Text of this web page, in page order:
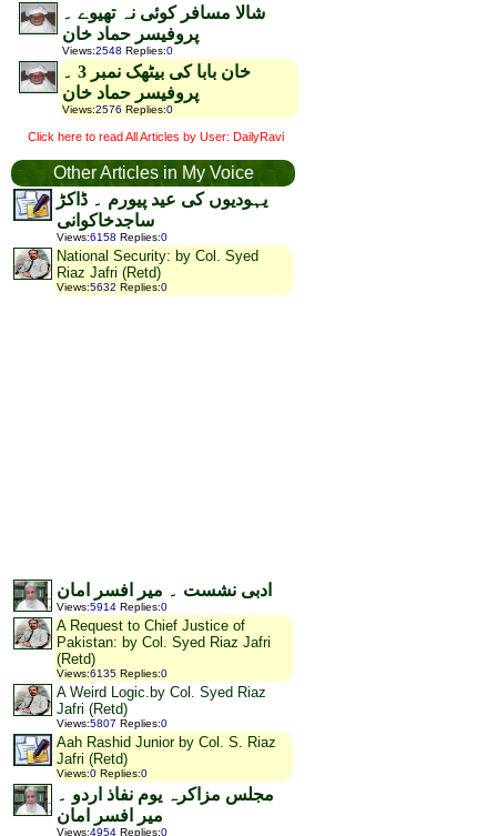
شالا مسافر کوئی نہ تھیوے ۔
پروفیسر حماد خان
Views:2548 Replies:0
خان بابا کی بیٹھک نمبر 3 ۔
پروفیسر حماد خان
Views:2576 Replies:0
Click here to read All Articles by User: DailyRavi
Other Articles in My Voice
یہودیوں کی عید پیورم ۔ ڈاکڑ
ساجدخاکوانی
Views:6158 Replies:0
National Security: by Col. Syed
Riaz Jafri (Retd)
Views:5632 Replies:0
ادبی نشست ۔ میر افسر امان
Views:5914 Replies:0
A Request to Chief Justice of
Pakistan: by Col. Syed Riaz Jafri
(Retd)
Views:6135 Replies:0
A Weird Logic.by Col. Syed Riaz
Jafri (Retd)
Views:5807 Replies:0
Aah Rashid Junior by Col. S. Riaz
Jafri (Retd)
Views:0 Replies:0
مجلس مزاکرہ یوم نفاذ اردو ۔
میر افسر امان
Views:4954 Replies:0